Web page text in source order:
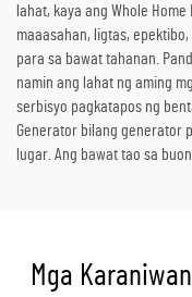
lahat, kaya ang Whole
maaasahan, ligtas,
para sa bawat tahanan.
namin ang lahat ng aming
serbisyo pagkatapos ng
Generator bilang generator
lugar. Ang bawat tao sa
Mga